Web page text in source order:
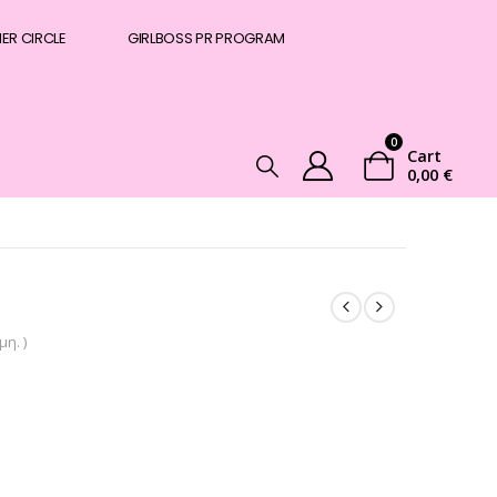
CIRCLE GIRLBOSS PR PROGRAM
0
Cart
0,00 €
)